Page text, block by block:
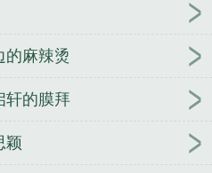
的麻辣烫
轩的膜拜
颖